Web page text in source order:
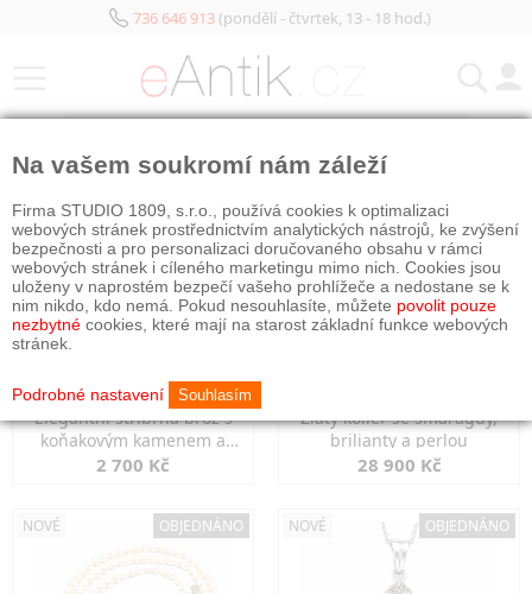
736 646 913(pondělí - čtvrtek, 13 - 18 hod.)
Elegantní stříbrná brož s
koňakovým kamenem a
markazity
2 700 Kč
Zlatý kolier se smaragdy,
brilianty a perlou
28 900 Kč
NOVÉ OBJEDNÁNO NOVÉ OBJEDNÁNO
Na vašem soukromí nám záleží
Firma STUDIO 1809, s.r.o., používá cookies k optimalizaci
webových stránek prostřednictvím analytických nástrojů, ke zvýšení
bezpečnosti a pro personalizaci doručovaného obsahu v rámci
webových stránek i cíleného marketingu mimo nich. Cookies jsou
uloženy v naprostém bezpečí vašeho prohlížeče a nedostane se k
nim nikdo, kdo nemá. Pokud nesouhlasíte, můžete povolit pouze
nezbytné cookies, které mají na starost základní funkce webových
stránek.
Podrobné nastavení Souhlasím